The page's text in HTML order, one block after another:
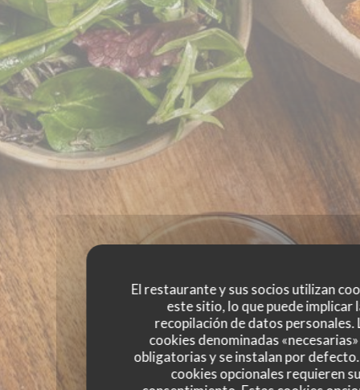
El restaurante y sus socios utilizan
este sitio, lo que puede implicar
recopilación de datos personales.
cookies denominadas
obligatorias y se instalan por
cookies opcionales requieren